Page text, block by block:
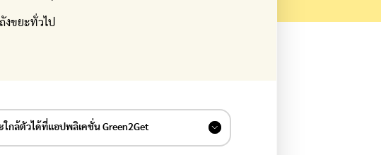
งขยะทั่วไป
กล้ตัวได้ที่แอปพลิเคชั่น Green2Get
ร้านรับซื้อขยะรีไซเคิล ร้านรับซื้อของเก่า จุดรับบริจาค